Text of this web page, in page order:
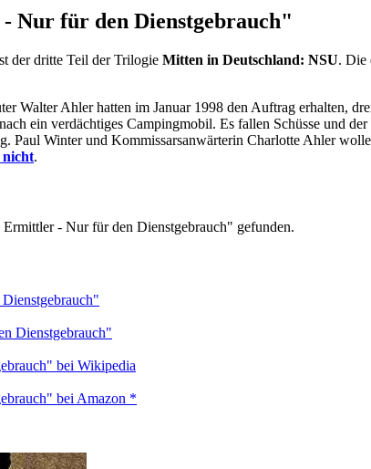
Nur für den Dienstgebrauch"
der dritte Teil der Trilogie Mitten in Deutschland: NSU. Die
Walter Ahler hatten im Januar 1998 den Auftrag erhalten,
ein verdächtiges Campingmobil. Es fallen Schüsse und
Paul Winter und Kommissarsanwärterin Charlotte Ahler
nicht.
- Nur für den Dienstgebrauch" gefunden.
Dienstgebrauch"
bei Wikipedia
bei Amazon *